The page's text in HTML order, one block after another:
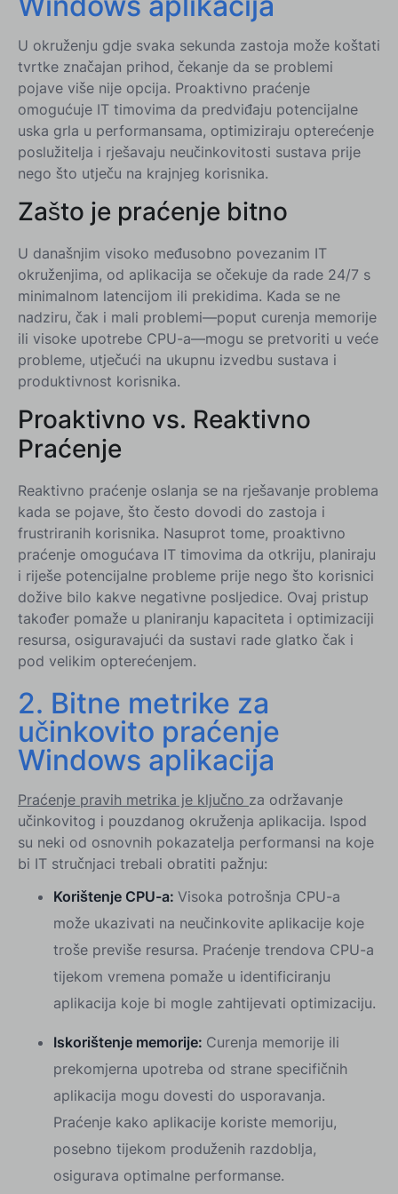
U okruženju gdje svaka sekunda zastoja može koštati
tvrtke značajan prihod, čekanje da se problemi
pojave više nije opcija. Proaktivno praćenje
omogućuje IT timovima da predviđaju potencijalne
uska grla u performansama, optimiziraju opterećenje
poslužitelja i rješavaju neučinkovitosti sustava prije
nego što utječu na krajnjeg korisnika.
Zašto je praćenje bitno
U današnjim visoko međusobno povezanim IT
okruženjima, od aplikacija se očekuje da rade 24/7 s
minimalnom latencijom ili prekidima. Kada se ne
nadziru, čak i mali problemi—poput curenja memorije
ili visoke upotrebe CPU-a—mogu se pretvoriti u veće
probleme, utječući na ukupnu izvedbu sustava i
produktivnost korisnika.
Proaktivno vs. Reaktivno
Praćenje
Reaktivno praćenje oslanja se na rješavanje problema
kada se pojave, što često dovodi do zastoja i
frustriranih korisnika. Nasuprot tome, proaktivno
praćenje omogućava IT timovima da otkriju, planiraju
i riješe potencijalne probleme prije nego što korisnici
dožive bilo kakve negativne posljedice. Ovaj pristup
također pomaže u planiranju kapaciteta i optimizaciji
resursa, osiguravajući da sustavi rade glatko čak i
pod velikim opterećenjem.
2. Bitne metrike za
učinkovito praćenje
Windows aplikacija
Praćenje pravih metrika je ključno za održavanje
učinkovitog i pouzdanog okruženja aplikacija. Ispod
su neki od osnovnih pokazatelja performansi na koje
bi IT stručnjaci trebali obratiti pažnju:
Korištenje CPU-a: Visoka potrošnja CPU-a
može ukazivati na neučinkovite aplikacije koje
troše previše resursa. Praćenje trendova CPU-a
tijekom vremena pomaže u identificiranju
aplikacija koje bi mogle zahtijevati optimizaciju.
Iskorištenje memorije: Curenja memorije ili
prekomjerna upotreba od strane specifičnih
aplikacija mogu dovesti do usporavanja.
Praćenje kako aplikacije koriste memoriju,
posebno tijekom produženih razdoblja,
osigurava optimalne performanse.